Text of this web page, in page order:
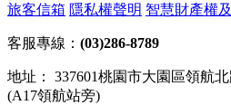
旅客信箱 隱私權聲明 智慧財產權
客服專線： (03)286-8789
地址： 337601桃園市大園區領航
(A17領航站旁)